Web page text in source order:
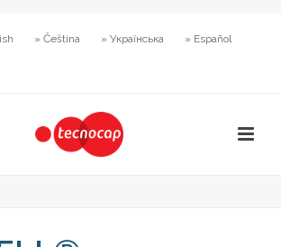
» Čeština » Українська » Español